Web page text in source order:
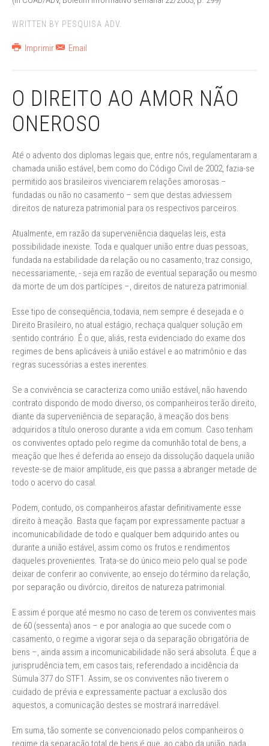
WRITTEN BY PESQUISA ADV.
Imprimir Email
O DIREITO AO AMOR NÃO
ONEROSO
Até o advento dos diplomas legais que, entre nós, regulamentaram a
chamada união estável, bem como do Código Civil de 2002, fazia-se
permitido aos brasileiros vivenciarem relações amorosas –
fundadas ou não no casamento – sem que destas adviessem
direitos de natureza patrimonial para os respectivos parceiros.
Atualmente, em razão da superveniência daquelas leis, esta
possibilidade inexiste. Toda e qualquer união entre duas pessoas,
fundada na estabilidade da relação ou no casamento, traz consigo,
necessariamente, - seja em razão de eventual separação ou mesmo
da morte de um dos partícipes –, direitos de natureza patrimonial.
Esse tipo de conseqüência, todavia, nem sempre é desejada e o
Direito Brasileiro, no atual estágio, rechaça qualquer solução em
sentido contrário. É o que, aliás, resta evidenciado do exame dos
regimes de bens aplicáveis à união estável e ao matrimônio e das
regras sucessórias a estes inerentes.
Se a convivência se caracteriza como união estável, não havendo
contrato dispondo de modo diverso, os companheiros terão direito,
diante da superveniência de separação, à meação dos bens
adquiridos a título oneroso durante a vida em comum. Caso tenham
os conviventes optado pelo regime da comunhão total de bens, a
meação que lhes é deferida ao ensejo da dissolução daquela união
reveste-se de maior amplitude, eis que passa a abranger metade de
todo o acervo do casal.
Podem, contudo, os companheiros afastar definitivamente esse
direito à meação. Basta que façam por expressamente pactuar a
incomunicabilidade de todo e qualquer bem adquirido antes ou
durante a união estável, assim como os frutos e rendimentos
daqueles provenientes. Trata-se do único meio pelo qual se pode
deixar de conferir ao convivente, ao ensejo do término da relação,
por separação ou divórcio, direitos de natureza patrimonial.
E assim é porque até mesmo no caso de terem os conviventes mais
de 60 (sessenta) anos – e por analogia ao que sucede com o
casamento, o regime a vigorar seja o da separação obrigatória de
bens –, ainda assim a incomunicabilidade não será absoluta. É que a
jurisprudência tem, em casos tais, referendado a incidência da
Súmula 377 do STF1. Assim, se os conviventes não tiverem o
cuidado de prévia e expressamente pactuar a exclusão dos
aquestos, a comunicação destes se mostrará inarredável.
Em suma, tão somente se convencionado pelos companheiros o
regime da separação total de bens é que, ao cabo da união, nada